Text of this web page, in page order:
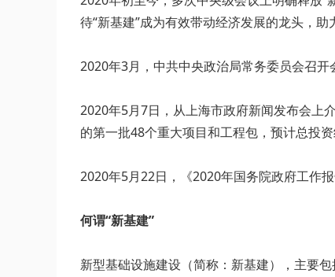
待“新基建”成为有效带动经济发展的龙头，
2020年3月，中共中央政治局常务委员会召开
2020年5月7日，从上海市政府新闻发布会上
的第一批48个重大项目和工程包，预计总投资
2020年5月22日，《2020年国务院政府工作
何谓“新基建”
新型基础设施建设（简称：新基建），主要